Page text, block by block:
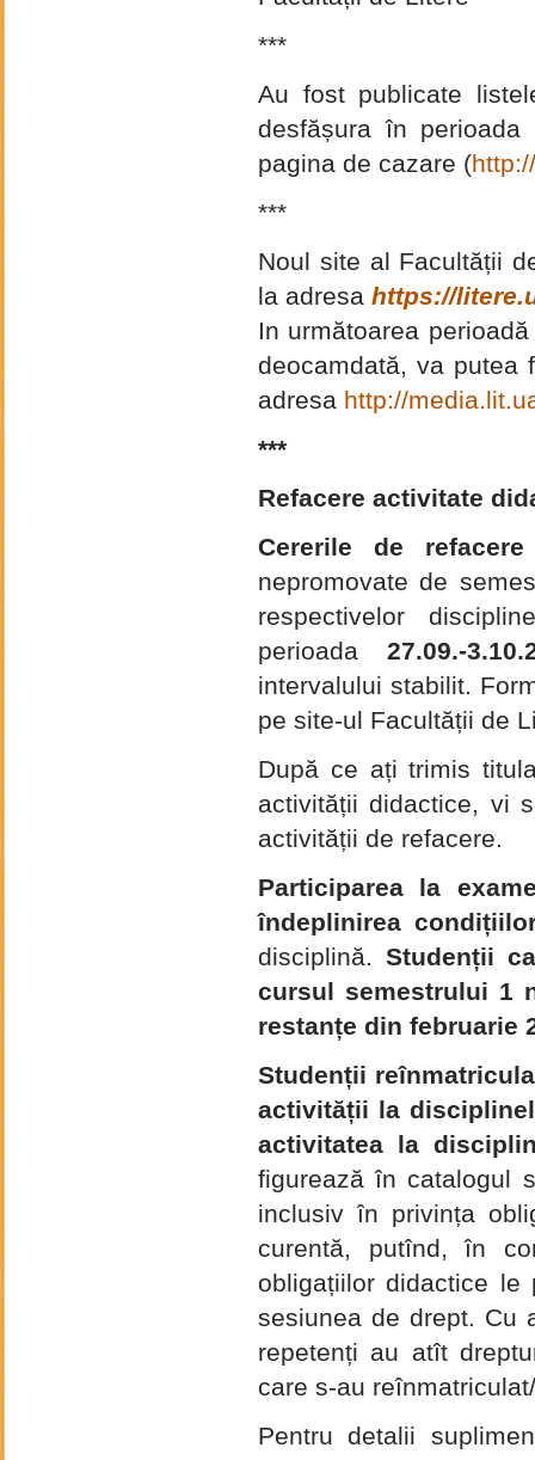
***
Au fost publicate
desfășura în
pagina de cazare (
***
Noul site al Facultății
la adresa https://
In următoarea
deocamdată, va putea
adresa http://
***
Refacere activitate
Cererile de
nepromovate de
respectivelor
perioada27.09.-
intervalului stabilit.
pe site-ul Facultății de
După ce ați trimis
activității didactice, vi
activității de refacere.
Participarea la
îndeplinirea
disciplină. Studenții
cursul semestrului 1
restanțe din februarie
Studenții
activității la
activitatea la
figurează în catalogul
inclusiv în privința
curentă, putînd, în
obligațiilor didactice
sesiunea de drept. Cu
repetenți au atît
care s-au
Pentru detalii